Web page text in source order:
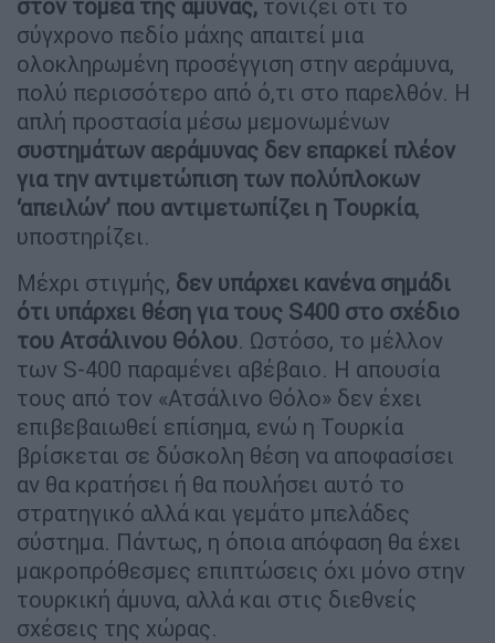
στον τομέα της άμυνας, τονίζει ότι το
σύγχρονο πεδίο μάχης απαιτεί μια
ολοκληρωμένη προσέγγιση στην αεράμυνα,
πολύ περισσότερο από ό,τι στο παρελθόν. Η
απλή προστασία μέσω μεμονωμένων
συστημάτων αεράμυνας δεν επαρκεί πλέον
για την αντιμετώπιση των πολύπλοκων
‘απειλών’ που αντιμετωπίζει η Τουρκία,
υποστηρίζει.
Μέχρι στιγμής, δεν υπάρχει κανένα σημάδι
ότι υπάρχει θέση για τους S400 στο σχέδιο
του Ατσάλινου Θόλου. Ωστόσο, το μέλλον
των S-400 παραμένει αβέβαιο. Η απουσία
τους από τον «Ατσάλινο Θόλο» δεν έχει
επιβεβαιωθεί επίσημα, ενώ η Τουρκία
βρίσκεται σε δύσκολη θέση να αποφασίσει
αν θα κρατήσει ή θα πουλήσει αυτό το
στρατηγικό αλλά και γεμάτο μπελάδες
σύστημα. Πάντως, η όποια απόφαση θα έχει
μακροπρόθεσμες επιπτώσεις όχι μόνο στην
τουρκική άμυνα, αλλά και στις διεθνείς
σχέσεις της χώρας.